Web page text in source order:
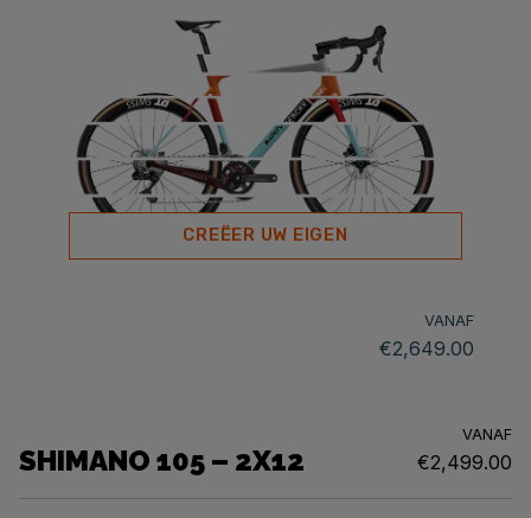
CREËER UW EIGEN
VANAF
€2,649.00
SHIMANO 105 – 2X12
VANAF
€2,499.00